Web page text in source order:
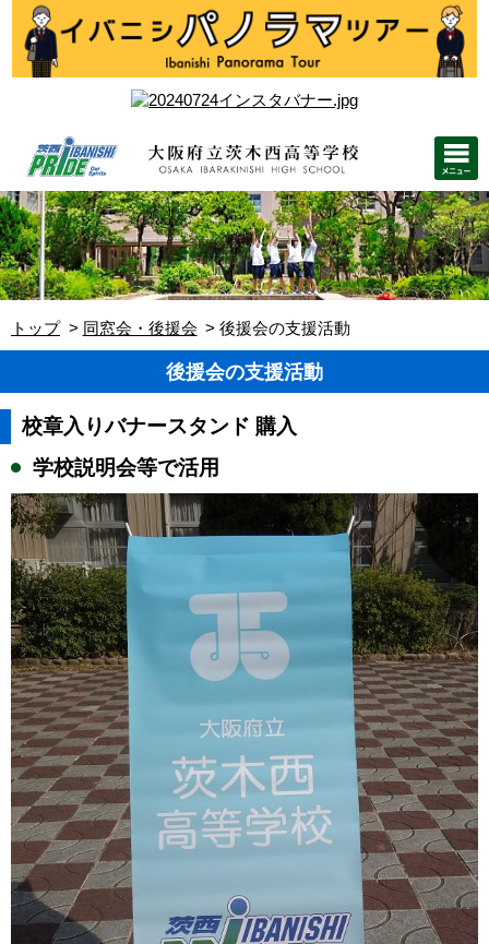
トップ 同窓会・後援会 後援会の支援活動
後援会の支援活動
校章入りバナースタンド 購入
学校説明会等で活用